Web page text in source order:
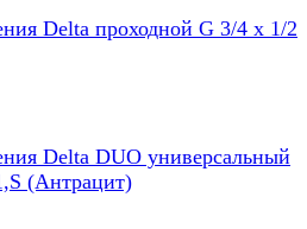
Delta проходной G 3/4 х 1/2
Delta DUO универсальный
(Антрацит)